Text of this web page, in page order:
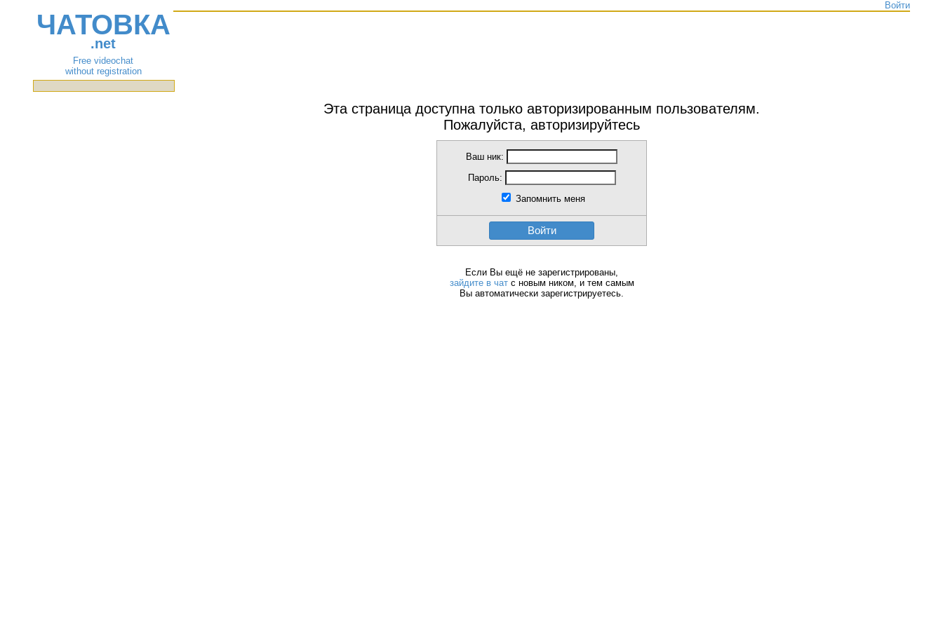
Войти
ЧАТОВКА
.net
Free videochat
without registration
Эта страница доступна только авторизированным пользователям.
Пожалуйста, авторизируйтесь
Ваш ник:
Пароль:
Запомнить меня
Войти
Если Вы ещё не зарегистрированы,
зайдите в чатс новым ником, и тем самым
Вы автоматически зарегистрируетесь.